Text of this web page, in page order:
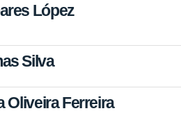
López
Silva
Oliveira Ferreira